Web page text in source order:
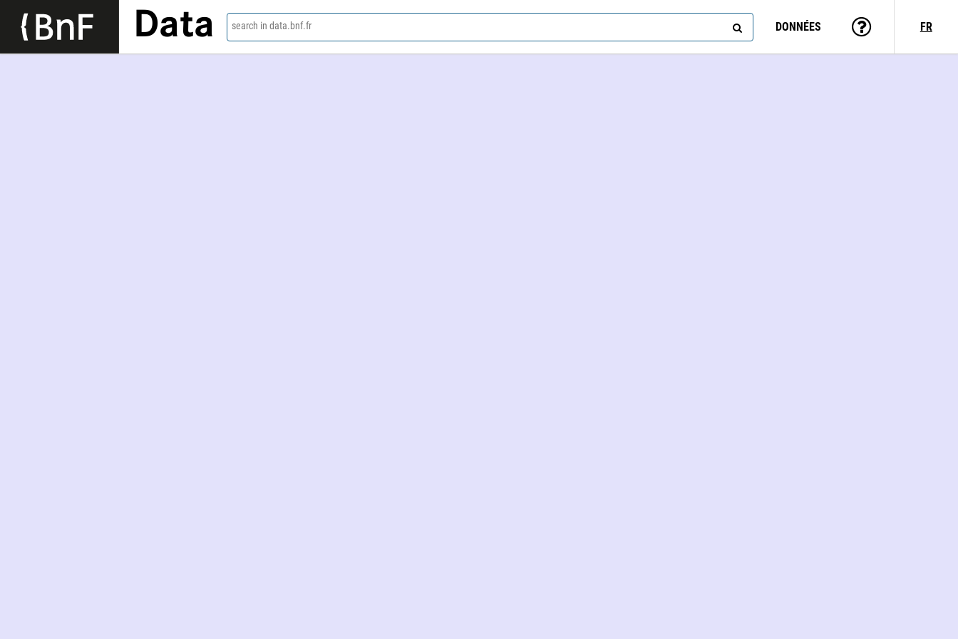
Data search in data.bnf.fr DONNÉES FR